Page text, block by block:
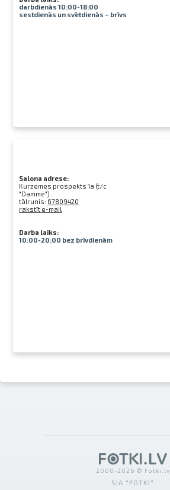
darbdienās 10:00-18:00
sestdienās un svētdienās – brīvs
Salona adrese:
Kurzemes prospekts 1a (t/c
"Damme")
tālrunis: 67809420
rakstīt e-mail
Darba laiks:
10:00-20:00 bez brīvdienām
2000-2026 © Fotki.lv
SIA "FOTKI"